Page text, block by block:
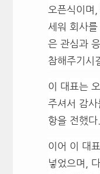
오픈식이며
세워 회사
은 관심과
참해주기시
이 대표는
주셔서 감
항을 전했다.
이어 이 대
넣었으며,